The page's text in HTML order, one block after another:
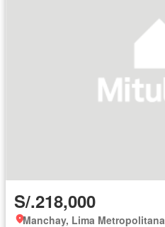
S/.218,000
Manchay, Lima Metropolitana